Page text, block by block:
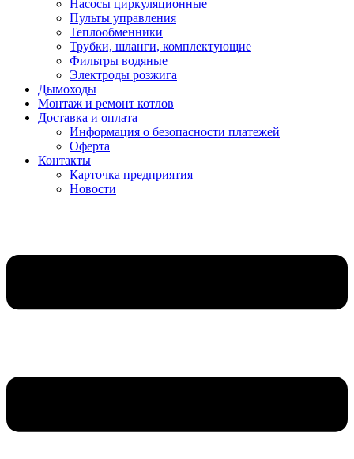
Насосы циркуляционные
Пульты управления
Теплообменники
Трубки, шланги, комплектующие
Фильтры водяные
Электроды розжига
Дымоходы
Монтаж и ремонт котлов
Доставка и оплата
Информация о безопасности платежей
Оферта
Контакты
Карточка предприятия
Новости